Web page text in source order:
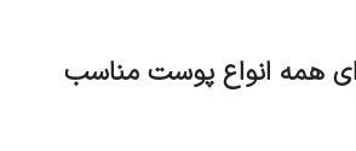
همه انواع پوست مناسب